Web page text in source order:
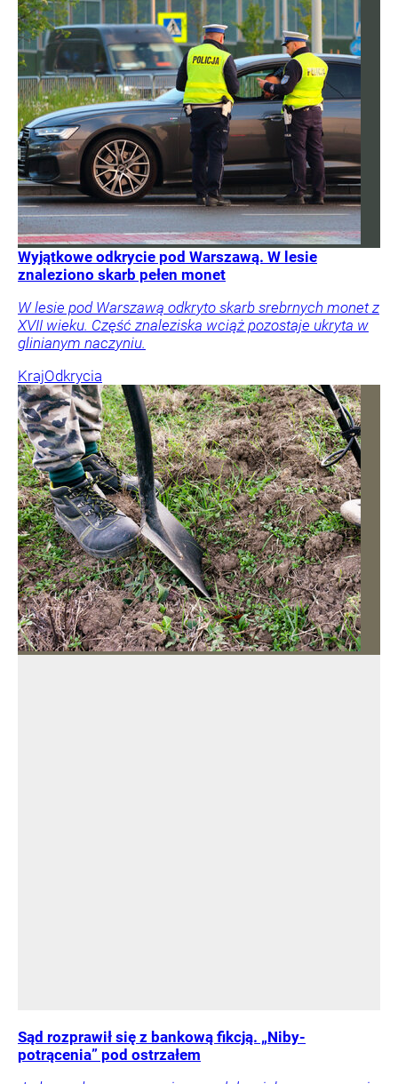
Wyjątkowe odkrycie pod Warszawą. W lesie
znaleziono skarb pełen monet
W lesie pod Warszawą odkryto skarb srebrnych monet z
XVII wieku. Część znaleziska wciąż pozostaje ukryta w
glinianym naczyniu.
KrajOdkrycia
Sąd rozprawił się z bankową fikcją. „Niby-
potrącenia” pod ostrzałem